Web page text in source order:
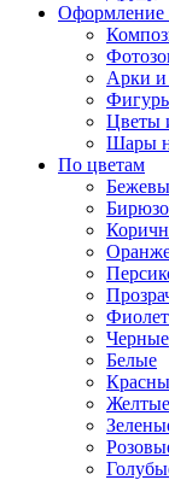
Оформление
Арки и
Цветы
Шары
По цветам
Черные
Белые
Желтые